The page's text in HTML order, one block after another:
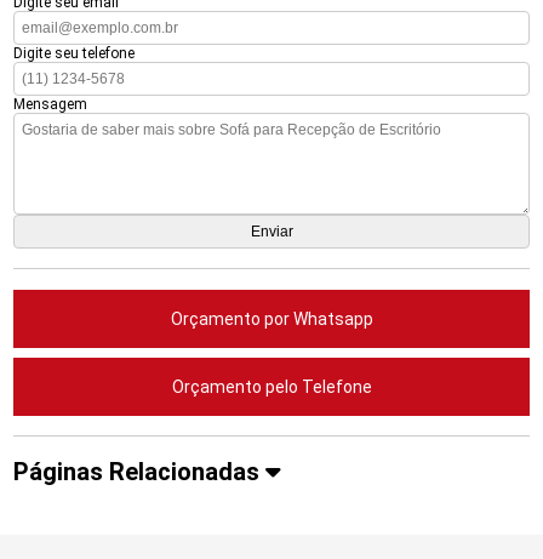
Digite seu telefone
Mensagem
Orçamento por Whatsapp
Orçamento pelo Telefone
Páginas Relacionadas